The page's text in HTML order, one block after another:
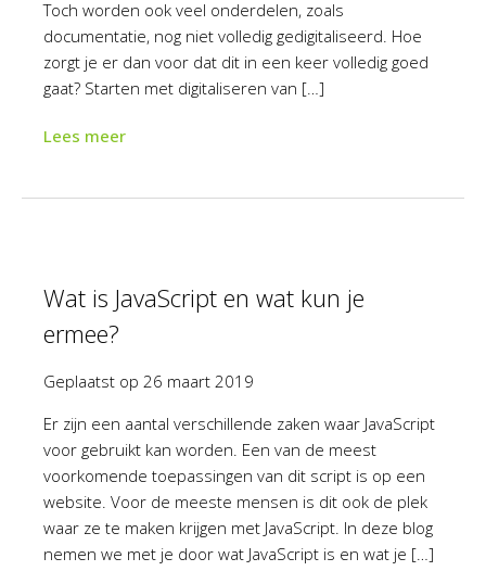
Toch worden ook veel onderdelen, zoals
documentatie, nog niet volledig gedigitaliseerd. Hoe
zorgt je er dan voor dat dit in een keer volledig goed
gaat? Starten met digitaliseren van […]
Lees meer
Wat is JavaScript en wat kun je
ermee?
Geplaatst op 26 maart 2019
Er zijn een aantal verschillende zaken waar JavaScript
voor gebruikt kan worden. Een van de meest
voorkomende toepassingen van dit script is op een
website. Voor de meeste mensen is dit ook de plek
waar ze te maken krijgen met JavaScript. In deze blog
nemen we met je door wat JavaScript is en wat je […]